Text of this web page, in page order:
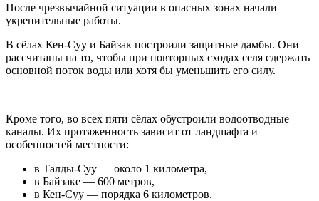
После чрезвычайной ситуации в опасных зонах начали
укрепительные работы.
В сёлах Кен-Суу и Байзак построили защитные дамбы. Они
рассчитаны на то, чтобы при повторных сходах селя сдержать
основной поток воды или хотя бы уменьшить его силу.
Кроме того, во всех пяти сёлах обустроили водоотводные
каналы. Их протяженность зависит от ландшафта и
особенностей местности:
в Талды-Суу — около 1 километра,
в Байзаке — 600 метров,
в Кен-Суу — порядка 6 километров.